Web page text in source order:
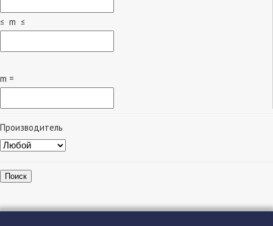
≤ m ≤
m =
Производитель
Поиск